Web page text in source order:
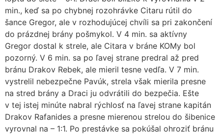
min., keď sa po chybnej rozohrávke Citaru rútil do
šance Gregor, ale v rozhodujúcej chvíli sa pri zakončení
do prázdnej brány pošmykol. V 4 min. sa aktívny
Gregor dostal k strele, ale Citara v bráne KOMy bol
pozorný. V 6 min. sa po ľavej strane predral až pred
bránu Drakov Rebek, ale mieril tesne vedľa. V 7 min.
vystrelil nebezpečne Pavúk, strela však mierila presne
na stred brány a Draci ju odvrátili do bezpečia. Ešte
v tej istej minúte nabral rýchlosť na ľavej strane kapitán
Drakov Rafanides a presne mierenou strelou do šibenice
vyrovnal na – 1:1. Po prestávke sa pokúšal ohroziť bránu